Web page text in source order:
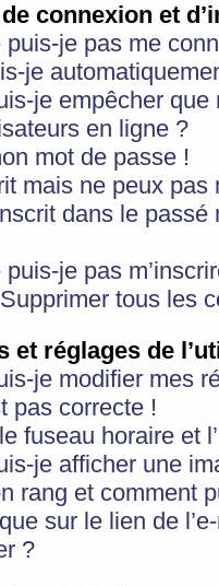
connexion et
puis-je pas me
je
je empêcher
en ligne ?
mot de passe !
mais ne peux pas
dans le
je pas
tous les
et réglages de
je modifier mes
pas correcte !
fuseau horaire et
je afficher une
rang et comment
sur le lien de
?